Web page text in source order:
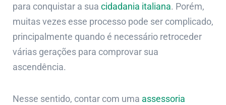
para conquistar a sua cidadania italiana. Porém,
muitas vezes esse processo pode ser complicado,
principalmente quando é necessário retroceder
várias gerações para comprovar sua
ascendência.
Nesse sentido, contar com uma assessoria